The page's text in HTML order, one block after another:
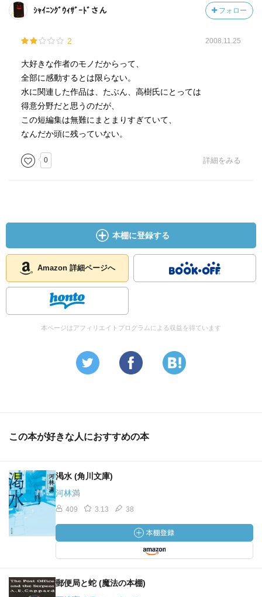
ｼｬｲﾆﾝｸﾞｳｨｻﾞｰﾄﾞさん フォロー
2 2008.11.25
大好きな作者のモノだからって、
全部に感動するとは限らない。
水に関連した作品は、たぶん、高樹氏にとっては
得意分野だと思うのだが、
この短編集は無難にまとまりすぎていて、
なんだか頭に残っていない。
0 詳細をみる
本棚に登録する
Amazon 詳細ページへ
本ページはアフィリエイトプログラムによる収益を得ています
この本が好きな人におすすめの本
渇水 (角川文庫)
河林満
409 3.13 38
郵便局と蛇 (魔法の本棚)